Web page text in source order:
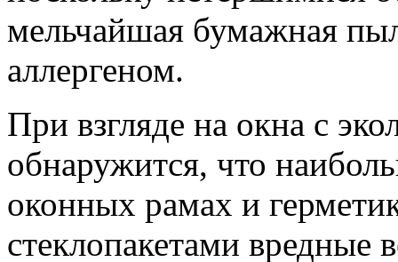
мельчайшая бумажная
аллергеном.
При взгляде на окна с
обнаружится, что
оконных рамах и
стеклопакетами вредные